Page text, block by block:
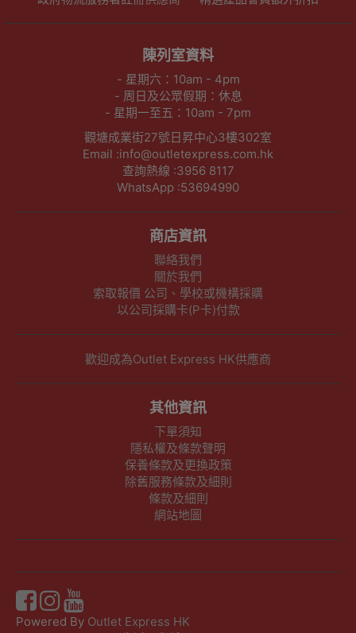
陳列室資料
- 星期六：10am - 4pm
- 周日及公眾假期：休息
- 星期一至五：10am - 7pm
觀塘成業街27號日昇中心3樓302室
Email :info@outletexpress.com.hk
查詢熱線 :3956 8117
WhatsApp :53694990
商店資訊
聯絡我們
關於我們
索取報價 公司、學校或機構採購
以公司採購卡(P卡)付款
歡迎成為Outlet Express HK供應商
其他資訊
下單須知
隱私權及條款聲明
保養條款及更換政策
除舊服務條款及細則
條款及細則
網站地圖
Powered By Outlet Express HK